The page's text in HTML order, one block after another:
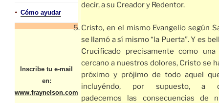
• Cómo ayudar
Inscribe tu e-mail
en:
www.fraynelson.com
decir, a su Creador y Redentor.
Cristo, en el mismo Evangelio según
se llamó a sí mismo “la Puerta”. Y es
Crucificado precisamente como una
cercano a nuestros dolores, Cristo se
próximo y prójimo de todo aquel
incluyéndo, por supuesto, a
padecemos las consecuencias de